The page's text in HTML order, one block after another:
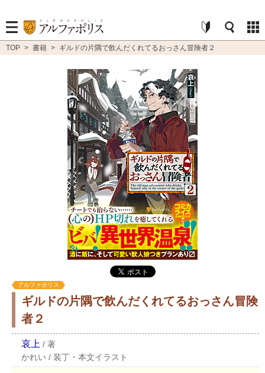
TOP > 書籍 > ギルドの片隅で飲んだくれてるおっさん冒険者２
アルファポリス
ギルドの片隅で飲んだくれてるおっさん冒険
者２
哀上 / 著
かれい / 装丁・本文イラスト